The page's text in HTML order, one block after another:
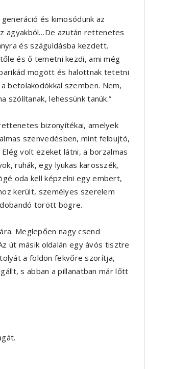
és kimosódunk az
agyakból…De azután rettenetes
és száguldásba kezdett.
és ő temetni kezdi, ami még
mögött és halottnak tetetni
betolakodókkal szemben. Nem,
szólítanak, lehessünk tanúk.”
bizonyítékai, amelyek
szenvedésben, mint felbujtó,
volt ezeket látni, a borzalmas
ruhák, egy lyukas karosszék,
oda kell képzelni egy embert,
került, személyes szerelem
törött bögre.
Meglepően nagy csend
út másik oldalán egy ávós tisztre
a földön fekvőre szorítja,
s abban a pillanatban már lőtt